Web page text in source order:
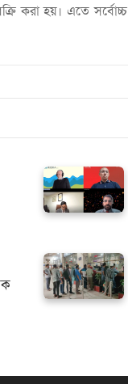
করা হয়। এতে